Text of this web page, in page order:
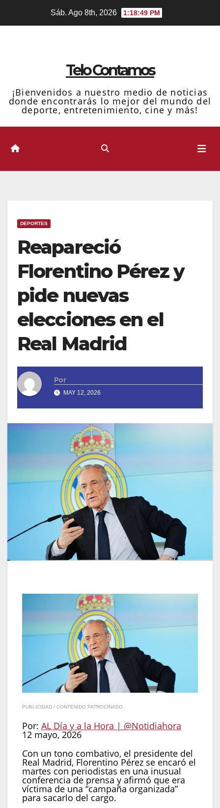
Sáb. Ago 8th, 2026 1:18:50 PM
Telo Contamos
¡Bienvenidos a nuestro medio de noticias
donde encontrarás lo mejor del mundo del
deporte, entretenimiento, cine y más!
DEPORTES
Reapareció
Florentino Pérez y
pide nuevas
elecciones en el
Real Madrid
Por
MAY 12, 2026
PUBLICIDAD / CONTENIDO PATROCINADO
Por: AL Día y a la Hora | @Notidiahora
12 mayo, 2026
Con un tono combativo, el presidente del
Real Madrid, Florentino Pérez se encaró el
martes con periodistas en una inusual
conferencia de prensa y afirmó que era
víctima de una “campaña organizada”
para sacarlo del cargo.